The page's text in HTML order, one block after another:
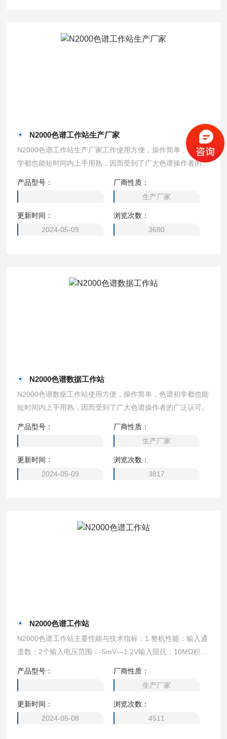
N2000色谱工作站生产厂家
N2000色谱工作站生产厂家工作使用方便，操作简单，色谱初
学都也能短时间内上手用熟，因而受到了广大色谱操作者的广
作站已经解决大量的功能缺陷和软硬件设计、生产故障，已成
为目前市场上Z稳定可靠。
产品型号：
厂商性质：
生产厂家
更新时间：
2024-05-09
浏览次数：
3680
N2000色谱数据工作站
N2000色谱数据工作站使用方便，操作简单，色谱初学都也能
短时间内上手用熟，因而受到了广大色谱操作者的广泛认可。
产品型号：
厂商性质：
生产厂家
更新时间：
2024-05-09
浏览次数：
3817
N2000色谱工作站
N2000色谱工作站主要性能与技术指标：1.整机性能：输入通
道数：2个输入电压范围：-5mV—1.2V输入阻抗：10MΩ积分
±0.1%
产品型号：
厂商性质：
生产厂家
更新时间：
2024-05-08
浏览次数：
4511